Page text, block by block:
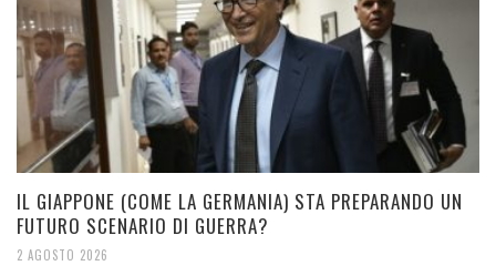
IL GIAPPONE (COME LA GERMANIA) STA PREPARANDO UN
FUTURO SCENARIO DI GUERRA?
2 AGOSTO 2026